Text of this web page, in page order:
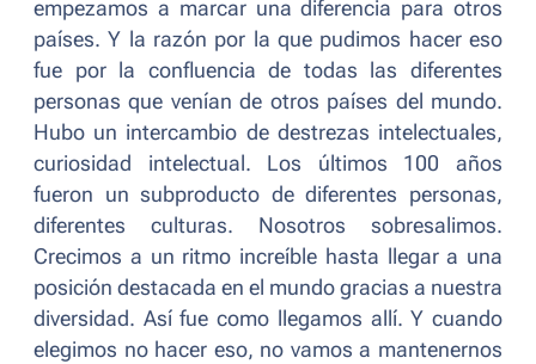
empezamos a marcar una diferencia para otros
países. Y la razón por la que pudimos hacer eso
fue por la confluencia de todas las diferentes
personas que venían de otros países del mundo.
Hubo un intercambio de destrezas intelectuales,
curiosidad intelectual. Los últimos 100 años
fueron un subproducto de diferentes personas,
diferentes culturas. Nosotros sobresalimos.
Crecimos a un ritmo increíble hasta llegar a una
posición destacada en el mundo gracias a nuestra
diversidad. Así fue como llegamos allí. Y cuando
elegimos no hacer eso, no vamos a mantenernos